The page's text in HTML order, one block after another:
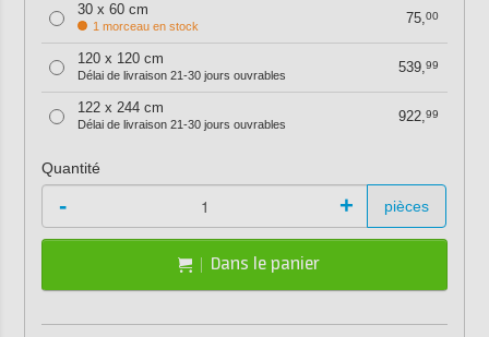
30 x 60 cm
1 morceau en stock 75,00
120 x 120 cm
Délai de livraison 21-30 jours ouvrables 539,99
122 x 244 cm
Délai de livraison 21-30 jours ouvrables 922,99
Quantité
- + pièces
Dans le panier